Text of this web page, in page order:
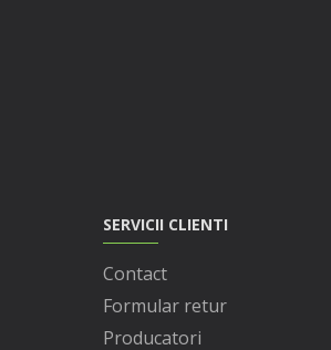
SERVICII CLIENTI
Contact
Formular retur
Producatori